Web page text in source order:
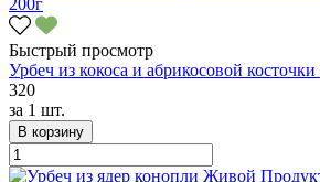
Быстрый просмотр
Урбеч из кокоса и абрикосовой
320
за 1 шт.
В корзину